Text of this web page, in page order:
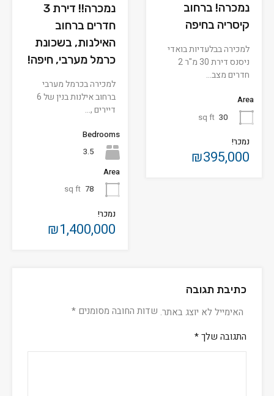
נמכרה! ברחוב
קיסריה בחיפה
למכירה בבלעדיות בואדי
ניסנס דירת 30 מ"ר 2
חדרים מצב…
Area
30
sq ft
נמכר!
₪395,000
נמכרה!! דירת 3
חדרים ברחוב
האילנות, בשכונת
כרמל מערבי, חיפה!
למכירה בכרמל מערבי
ברחוב אילנות בנין של 6
דיירים ,…
Bedrooms
3.5
Area
78
sq ft
נמכר!
₪1,400,000
כתיבת תגובה
האימייל לא יוצג באתר. שדות החובה מסומנים *
התגובה שלך*